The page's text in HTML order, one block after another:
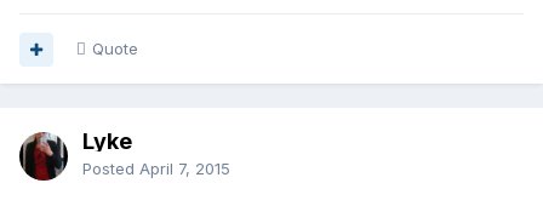
Quote
Lyke
Posted April 7, 2015